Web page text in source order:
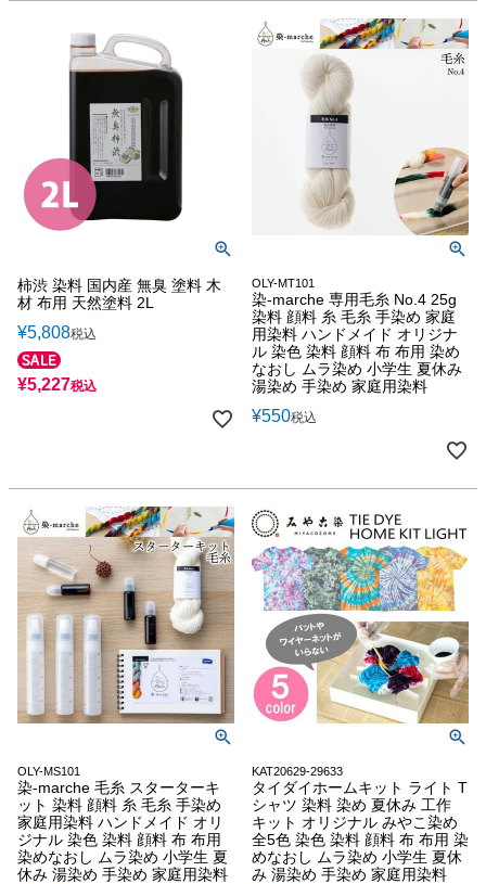
柿渋 染料 国内産 無臭 塗料 木
材 布用 天然塗料 2L
¥5,808税込
¥5,227税込
OLY-MT101
染-marche 専用毛糸 No.4 25g
染料 顔料 糸 毛糸 手染め 家庭
用染料 ハンドメイド オリジナ
ル 染色 染料 顔料 布 布用 染め
なおし ムラ染め 小学生 夏休み
湯染め 手染め 家庭用染料
¥550税込
OLY-MS101
染-marche 毛糸 スターターキ
ット 染料 顔料 糸 毛糸 手染め
家庭用染料 ハンドメイド オリ
ジナル 染色 染料 顔料 布 布用
染めなおし ムラ染め 小学生 夏
休み 湯染め 手染め 家庭用染料
KAT20629-29633
タイダイホームキット ライト T
シャツ 染料 染め 夏休み 工作
キット オリジナル みやこ染め
全5色 染色 染料 顔料 布 布用 染
めなおし ムラ染め 小学生 夏休
み 湯染め 手染め 家庭用染料